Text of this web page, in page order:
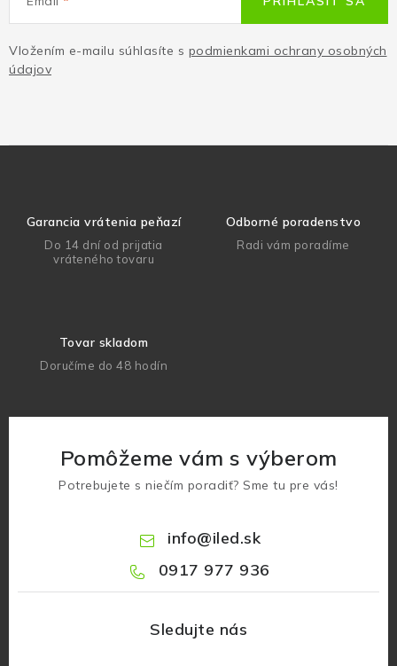
Vložením e-mailu súhlasíte s podmienkami ochrany osobných
údajov
Garancia vrátenia peňazí
Do 14 dní od prijatia
vráteného tovaru
Odborné poradenstvo
Radi vám poradíme
Tovar skladom
Doručíme do 48 hodín
Pomôžeme vám s výberom
Potrebujete s niečím poradiť? Sme tu pre vás!
info@iled.sk
0917 977 936